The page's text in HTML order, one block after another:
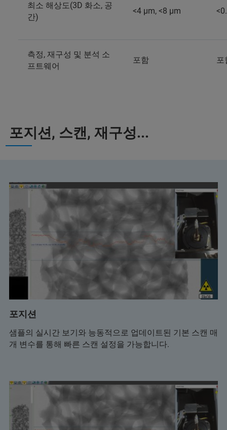
최소 해상도(3D 화소, 공
간)
<4 μm, <8 μm
측정, 재구성 및 분석 소
프트웨어
포함 포
포지션, 스캔, 재구성...
포지션
샘플의 실시간 보기와 능동적으로 업데이트된 기본 스캔 매
개 변수를 통해 빠른 스캔 설정을 가능합니다.